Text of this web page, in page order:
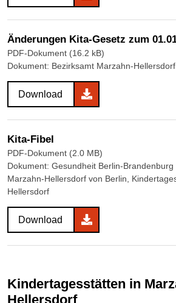
Änderungen Kita-Gesetz zum
PDF-Dokument (16.2 kB)
Dokument: Bezirksamt Marzahn-
Download
Kita-Fibel
PDF-Dokument (2.0 MB)
Dokument: Gesundheit Berlin-
Marzahn-Hellersdorf von Berlin,
Hellersdorf
Download
Kindertagesstätten in Marzahn-
Hellersdorf